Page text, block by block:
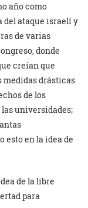
año como
del ataque israelí y
de varias
donde
creían que
medidas drásticas
de los
universidades;
esto en la idea de
de la libre
para